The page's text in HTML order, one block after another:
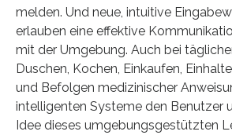
melden. Und neue, intuitive
erlauben eine effektive
mit der Umgebung. Auch bei
Duschen, Kochen, Einkaufen,
und Befolgen medizinischer
intelligenten Systeme den Benutzer
Idee dieses umgebungsgestützten